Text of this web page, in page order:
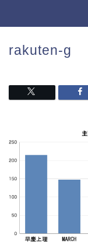
rakuten-g